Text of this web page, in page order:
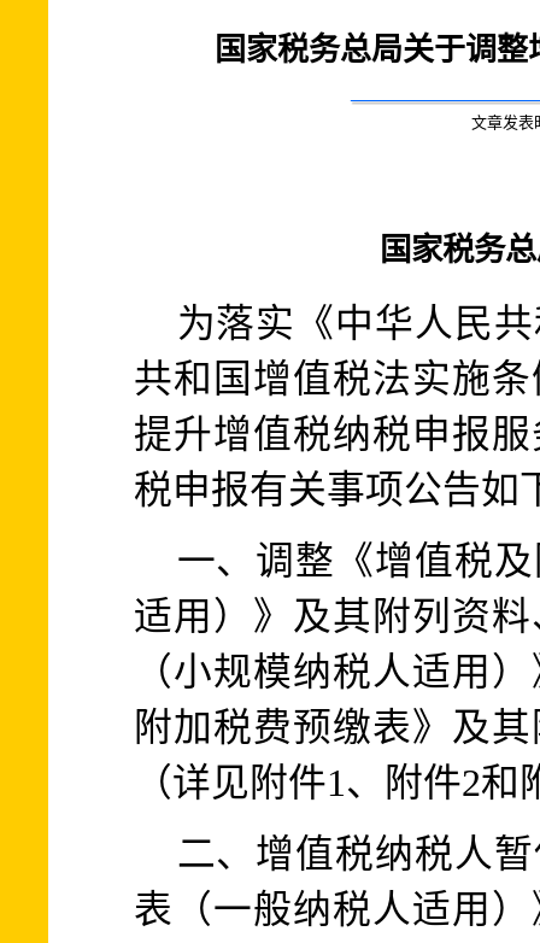
国家税务总局关于调
文章发表
国家税务
为落实《中华人民
共和国增值税法实施
提升增值税纳税申报
税申报有关事项公告如
一、调整《增值税
适用）》及其附列资
（小规模纳税人适用
附加税费预缴表》及
（详见附件1、附件2和
二、增值税纳税人
表（一般纳税人适用